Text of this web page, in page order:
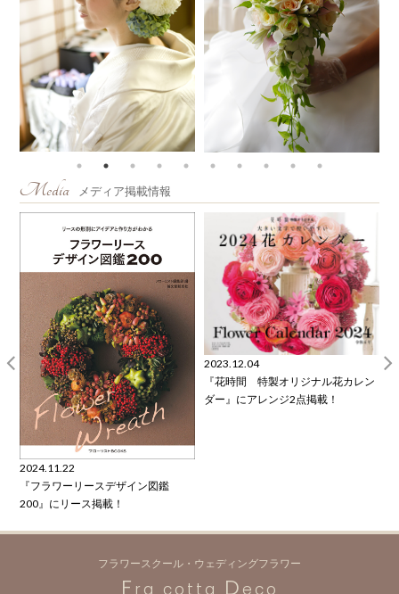
Media メディア掲載情報
2024.11.22
『フラワーリースデザイン図鑑
200』にリース掲載！
2023.12.04
『花時間 特製オリジナル花カレン
ダー』にアレンジ2点掲載！
フラワースクール・ウェディングフラワー
F ra cotta D eco